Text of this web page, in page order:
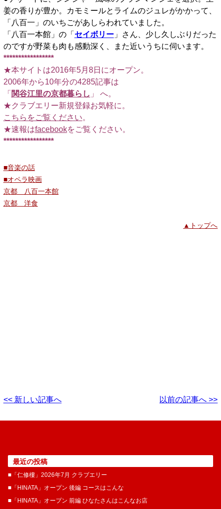
姜の香りが豊か。カモミールとライムのジュレがかかって、
「八百一」のいちごがあしらわれていました。
「八百一本館」の「 セイボリー」さん、少し久しぶりだった
のですが野菜も肉も感動深く、また近いうちに伺います。
*****************
★本サイトは2016年5月8日にオープン。
2006年から10年分の4285記事は
「 関谷江里の京都暮らし 」 へ。
★クラブエリー新規登録お気軽に。
こちらをご覧ください。
★速報はfacebookをご覧ください。
*****************
■音楽の話
■オペラ映画
京都 八百一本館
京都 洋食
▲トップへ
<< 新しい記事へ 以前の記事へ >>
最近の投稿
■「仁修樓」2026年7月 クラブエリー
■「HINATA」オープン 後編 コースはこんな
■「HINATA」オープン 前編 ひなたさんはこんなお店